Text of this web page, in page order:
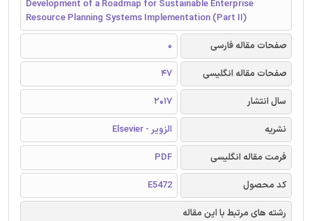
Development of a Roadmap for Sustainable Enterprise
Resource Planning Systems Implementation (Part II)
صفحات مقاله فارسی
0
صفحات مقاله انگلیسی
47
سال انتشار
2017
نشریه
الزویر - Elsevier
فرمت مقاله انگلیسی
PDF
کد محصول
E5472
رشته های مرتبط با این مقاله